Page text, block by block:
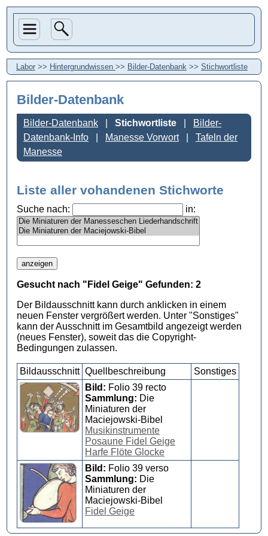
Labor >> Hintergrundwissen >> Bilder-Datenbank >> Stichwortliste
Bilder-Datenbank
Bilder-Datenbank Stichwortliste
Bilder-
Datenbank-Info
Manesse Vorwort
Tafeln der
Manesse
Liste aller vohandenen Stichworte
Suche nach: in:
Gesucht nach "Fidel Geige" Gefunden: 2
Der Bildausschnitt kann durch anklicken in einem
neuen Fenster vergrößert werden. Unter "Sonstiges"
kann der Ausschnitt im Gesamtbild angezeigt werden
(neues Fenster), soweit das die Copyright-
Bedingungen zulassen.
Bildausschnitt Quellbeschreibung
Sonstiges
Bild: Folio 39 recto
Sammlung: Die
Miniaturen der
Maciejowski-Bibel
Musikinstrumente
Posaune Fidel Geige
Harfe Flöte Glocke
Bild: Folio 39 verso
Sammlung: Die
Miniaturen der
Maciejowski-Bibel
Fidel Geige